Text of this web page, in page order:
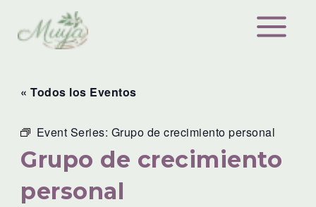
contenido
« Todos los Eventos
Event Series: Grupo de crecimiento personal
Grupo de crecimiento
personal